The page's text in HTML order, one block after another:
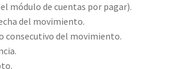
módulo de cuentas por pagar).
del movimiento.
consecutivo del movimiento.